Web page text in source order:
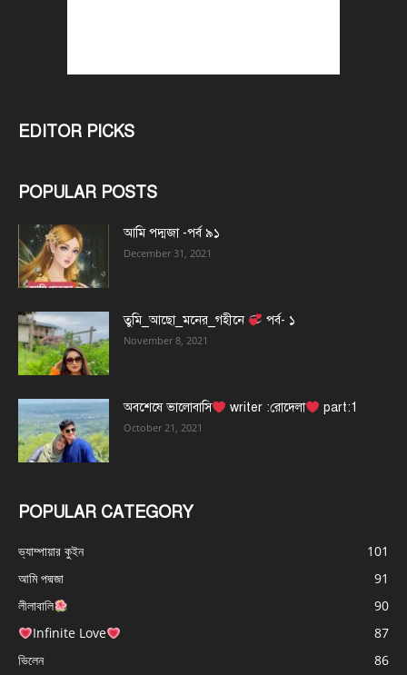
EDITOR PICKS
POPULAR POSTS
আমি পদ্মজা -পর্ব ৯১
December 31, 2021
তুমি_আছো_মনের_গহীনে পর্ব- ১
November 8, 2021
অবশেষে ভালোবাসি writer :রোদেলা part:1
October 21, 2021
POPULAR CATEGORY
ভ্যাম্পায়ার কুইন
101
আমি পদ্মজা
91
লীলাবালি
90
Infinite Love
87
ভিলেন
86